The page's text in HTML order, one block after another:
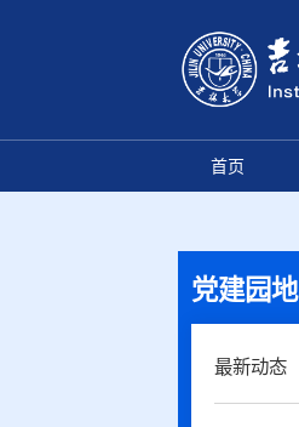
首页
党建园地
最新动态